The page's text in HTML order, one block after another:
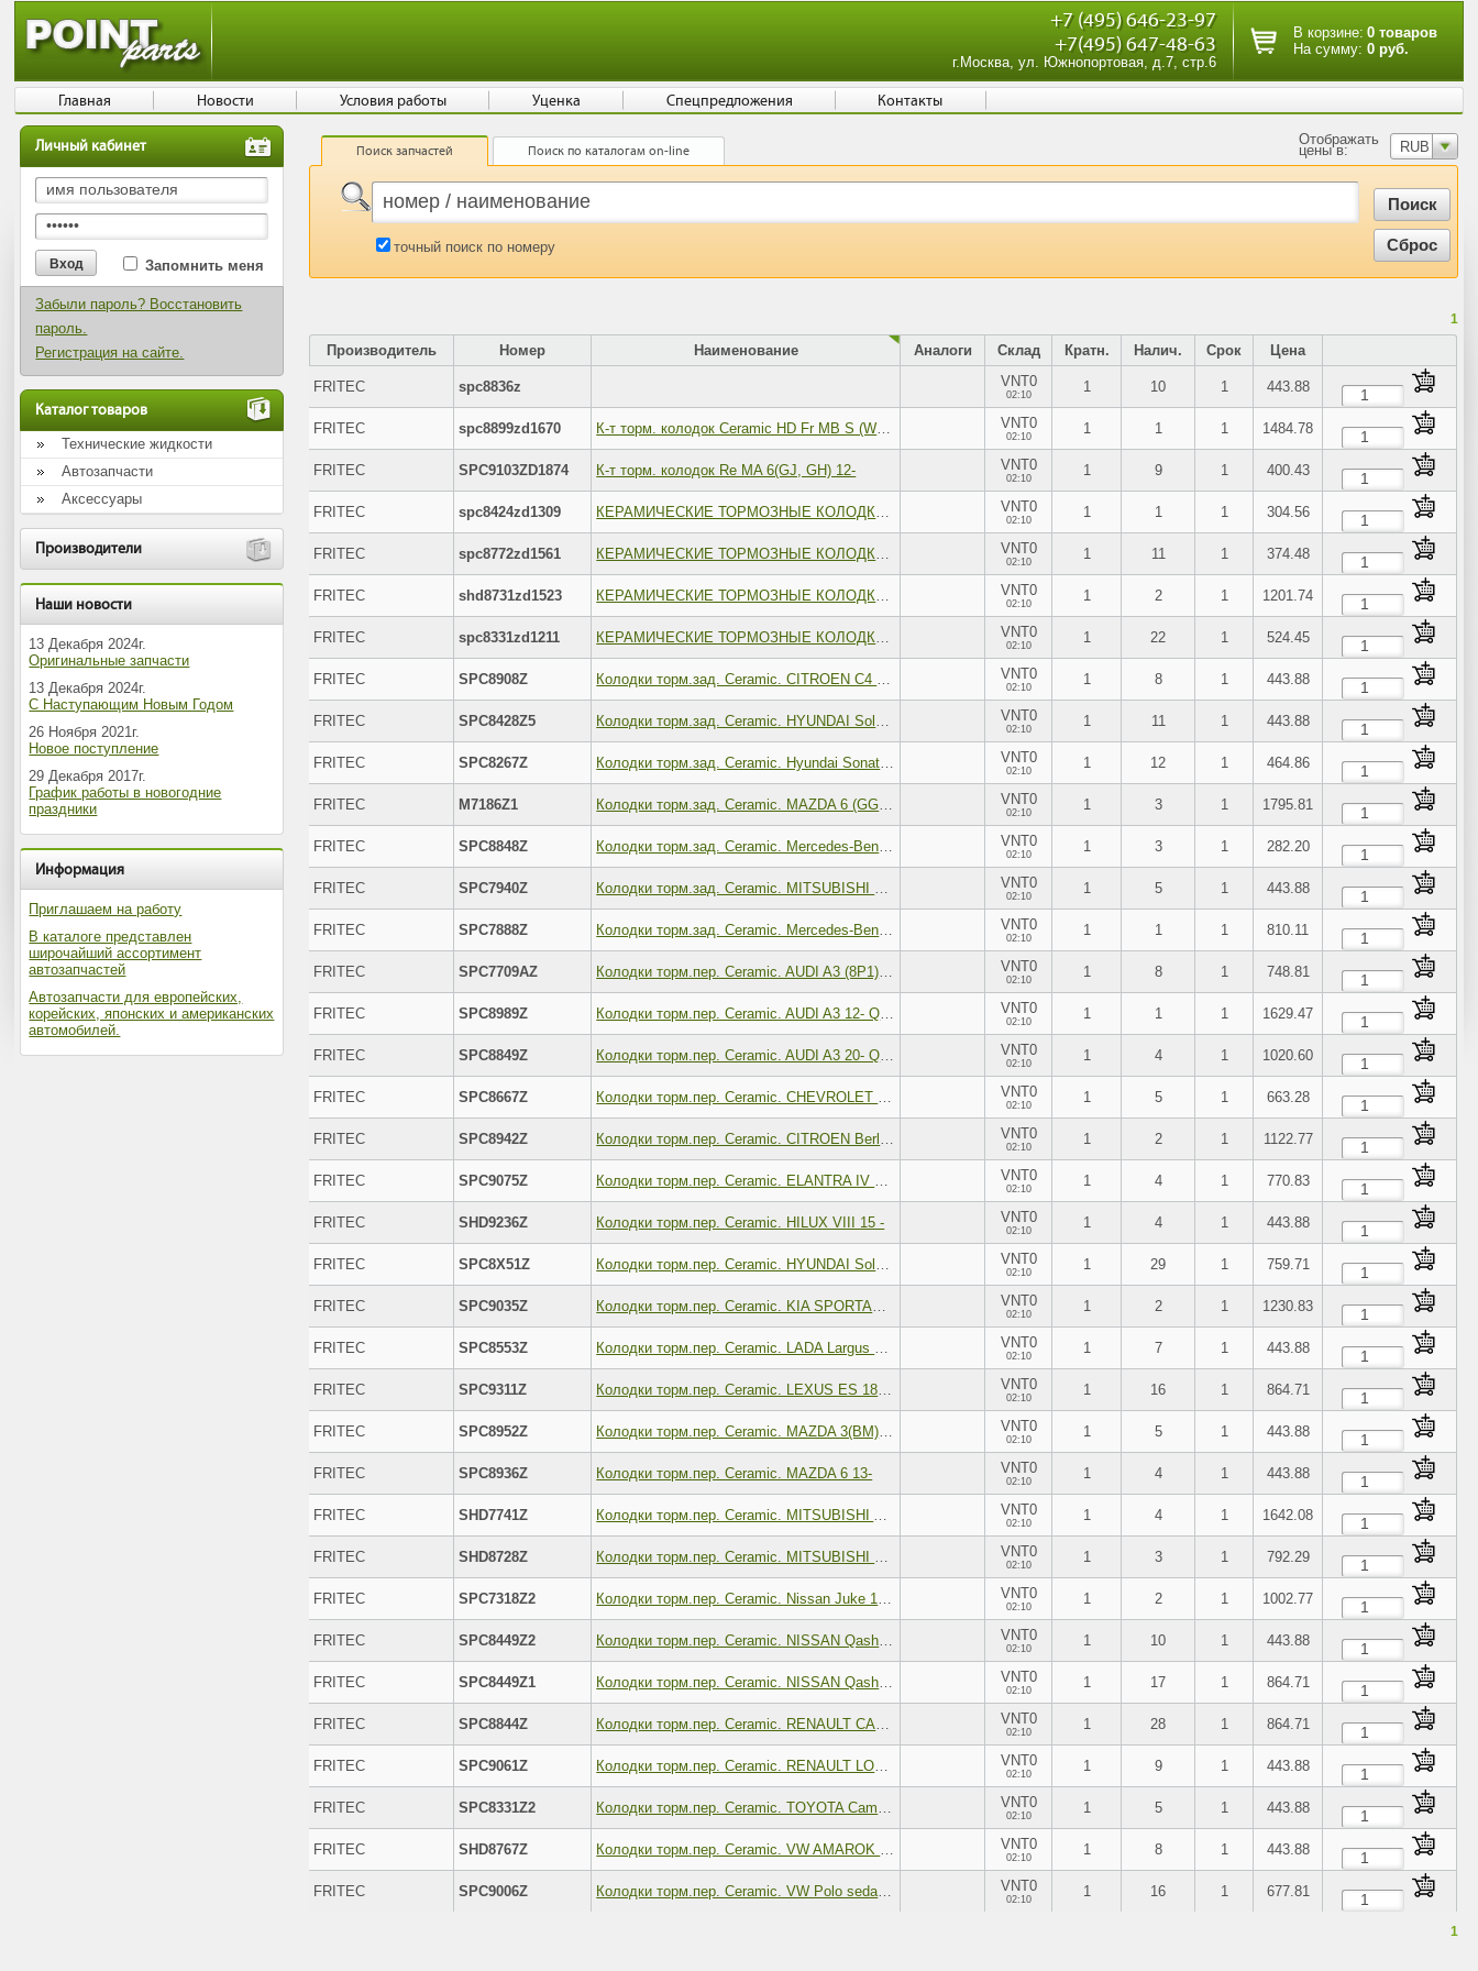
Личный кабинет
Запомнить меня
Забыли пароль? Восстановить
пароль.
Регистрация на сайте.
Каталог товаров
Технические жидкости
Автозапчасти
Аксессуары
Производители
Наши новости
13 Декабря 2024г.
Оригинальные запчасти
13 Декабря 2024г.
С Наступающим Новым Годом
26 Ноября 2021г.
Новое поступление
29 Декабря 2017г.
График работы в новогодние
праздники
Информация
Приглашаем на работу
В каталоге представлен
широчайший ассортимент
автозапчастей
Автозапчасти для европейских,
корейских, японских и американских
автомобилей.
Поиск запчастей Поиск по каталогам on-line RUB
Отображать
цены в:
точный поиск по номеру
1
Производитель Номер Наименование Аналоги Склад Кратн. Налич. Срок Цена
FRITEC spc8836z VNT0
02:10 1 10 1 443.88
FRITEC spc8899zd1670 К-т торм. колодок Ceramic HD Fr MB S (W222) 13- VNT0
02:10 1 1 1 1484.78
FRITEC SPC9103ZD1874 К-т торм. колодок Re MA 6(GJ, GH) 12- VNT0
02:10 1 9 1 400.43
FRITEC spc8424zd1309 КЕРАМИЧЕСКИЕ ТОРМОЗНЫЕ КОЛОДКИ ЗАД MINI VNT0
02:10 1 1 1 304.56
FRITEC spc8772zd1561 КЕРАМИЧЕСКИЕ ТОРМОЗНЫЕ КОЛОДКИ ПЕРЕД BMW X3 VNT0
02:10 1 11 1 374.48
FRITEC shd8731zd1523 КЕРАМИЧЕСКИЕ ТОРМОЗНЫЕ КОЛОДКИ ПЕРЕД TOYOTA HILUX VNT0
02:10 1 2 1 1201.74
FRITEC spc8331zd1211 КЕРАМИЧЕСКИЕ ТОРМОЗНЫЕ КОЛОДКИ ПЕРЕД TOYOTA RAV4 VNT0
02:10 1 22 1 524.45
FRITEC SPC8908Z Колодки торм.зад. Ceramic. CITROEN C4 12- , MAZDA 6 12- , MITSUBISHI ASX Outlander 10- , PEUGEOT 40 VNT0
02:10 1 8 1 443.88
FRITEC SPC8428Z5 Колодки торм.зад. Ceramic. HYUNDAI Solaris ELANTRA V 10- i40 11- SONATA VII (LF) 14- TUCSON (TL, VNT0
02:10 1 11 1 443.88
FRITEC SPC8267Z Колодки торм.зад. Ceramic. Hyundai Sonata 17- i20 08- , i30 07-12, ix35 10- , Tuscon 04-10 Kia Sp VNT0
02:10 1 12 1 464.86
FRITEC M7186Z1 Колодки торм.зад. Ceramic. MAZDA 6 (GG) (GY) (GH) VNT0
02:10 1 3 1 1795.81
FRITEC SPC8848Z Колодки торм.зад. Ceramic. Mercedes-Benz GL (X166)12- GLE Coupe (C292) 15- GLS (X166) 15- M (W166) VNT0
02:10 1 3 1 282.20
FRITEC SPC7940Z Колодки торм.зад. Ceramic. MITSUBISHI Lancer IX 03-13 Outlander 03-08 DODGE CALIBER 06- JEEP COMP VNT0
02:10 1 5 1 443.88
FRITEC SPC7888Z Колодки торм.зад. Ceramic. Mercedes-Benz E(W211) (W212) CLS E S SL-CLASS (C218 C219 X218 A207 W220 VNT0
02:10 1 1 1 810.11
FRITEC SPC7709AZ Колодки торм.пер. Ceramic. AUDI A3 (8P1) 03-12 SKODA Yeti 09- OCTAVIA II (1Z3) 04-13 VW Caddy 04- VNT0
02:10 1 8 1 748.81
FRITEC SPC8989Z Колодки торм.пер. Ceramic. AUDI A3 12- Q3 (F3B) 18- VW Golf VII 12- CADDY IV вэн (SAB, SAJ) 15- SKO VNT0
02:10 1 1 1 1629.47
FRITEC SPC8849Z Колодки торм.пер. Ceramic. AUDI A3 20- Q3 19- VW Colf VII 12- Passat B7 B8 14- CC 11- Tig VNT0
02:10 1 4 1 1020.60
FRITEC SPC8667Z Колодки торм.пер. Ceramic. CHEVROLET Cruze 09- Orlando 11- , OPEL Astra (GTC 11- H 06- J 09- ) Mo VNT0
02:10 1 5 1 663.28
FRITEC SPC8942Z Колодки торм.пер. Ceramic. CITROEN Berlingo 08- C4 09- DS4 11- , Peugeot 5008 09- Partner 08- VNT0
02:10 1 2 1 1122.77
FRITEC SPC9075Z Колодки торм.пер. Ceramic. ELANTRA IV седан (HD), 11 05 -.Tucson 15- , Kia Sportage 15 - VNT0
02:10 1 4 1 770.83
FRITEC SHD9236Z Колодки торм.пер. Ceramic. HILUX VIII 15 - VNT0
02:10 1 4 1 443.88
FRITEC SPC8X51Z Колодки торм.пер. Ceramic. HYUNDAI Solaris 17- KIA Rio 17- VNT0
02:10 1 29 1 759.71
FRITEC SPC9035Z Колодки торм.пер. Ceramic. KIA SPORTAGE IV (QL, QLE) 15- SPORTAGE V (NQ5) 21- OPTIMA (JF) 15- OPTIMA VNT0
02:10 1 2 1 1230.83
FRITEC SPC8553Z Колодки торм.пер. Ceramic. LADA Largus 12- VESTA (GFL_) 15- XRAY (GAB_) 16- RENAULT Logan Duster 07 VNT0
02:10 1 7 1 443.88
FRITEC SPC9311Z Колодки торм.пер. Ceramic. LEXUS ES 18- UX 18- TOYOTA Camri (V70)18- Rav IV 18- VNT0
02:10 1 16 1 864.71
FRITEC SPC8952Z Колодки торм.пер. Ceramic. MAZDA 3(BM) 1.5-2.2D 13- CX-3 1.5D-2.0 15- VNT0
02:10 1 5 1 443.88
FRITEC SPC8936Z Колодки торм.пер. Ceramic. MAZDA 6 13- VNT0
02:10 1 4 1 443.88
FRITEC SHD7741Z Колодки торм.пер. Ceramic. MITSUBISHI ASX Lancer,Outlander 03- CITRO N C4 AIRCROSS DODGE CALIBER JE VNT0
02:10 1 4 1 1642.08
FRITEC SHD8728Z Колодки торм.пер. Ceramic. MITSUBISHI L200 05- Pagero Sport II 08- VNT0
02:10 1 3 1 792.29
FRITEC SPC7318Z2 Колодки торм.пер. Ceramic. Nissan Juke 10- , Teana I 03-08, Teana II 08-, Tiida 04- Skyline V35 SUZ VNT0
02:10 1 2 1 1002.77
FRITEC SPC8449Z2 Колодки торм.пер. Ceramic. NISSAN Qashqai J11 13- X-Trail T32 14- , RENAULT Arkana 15- KADJAR (H VNT0
02:10 1 10 1 443.88
FRITEC SPC8449Z1 Колодки торм.пер. Ceramic. NISSAN Qashqai I J10E 2007-2013 X-Trail II T31 2007-2015, RENAULT Koleos VNT0
02:10 1 17 1 864.71
FRITEC SPC8844Z Колодки торм.пер. Ceramic. RENAULT CAPTUR II (HF_) 20- Fluence Megane Scenic 10- Duster 10- SANDER VNT0
02:10 1 28 1 864.71
FRITEC SPC9061Z Колодки торм.пер. Ceramic. RENAULT LOGAN II 12 - SANDERO II 16V 14- VNT0
02:10 1 9 1 443.88
FRITEC SPC8331Z2 Колодки торм.пер. Ceramic. TOYOTA Camry(V40) 06- Camry(V50) 11- , LEXUS ES350 07- VNT0
02:10 1 5 1 443.88
FRITEC SHD8767Z Колодки торм.пер. Ceramic. VW AMAROK 2.0 10- FORD Transit 2.2TDCi 2.3 2.4TDCi 07 06- VNT0
02:10 1 8 1 443.88
FRITEC SPC9006Z Колодки торм.пер. Ceramic. VW Polo sedan RUS, Skoda Fabia 08.2012- RAPID (NH3, NK3, NK6) 12- VNT0
02:10 1 16 1 677.81
1
Главная Новости Условия работы Уценка Спецпредложения Контакты
+7 (495) 646-23-97
+7(495) 647-48-63
г.Москва, ул. Южнопортовая, д.7, стр.6
В корзине: 0 товаров
На сумму: 0 руб.